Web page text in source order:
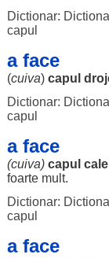
Dictionar:
capul
a face
(cuiva) capul
Dictionar:
capul
a face
(cuiva) capul
foarte mult.
Dictionar:
capul
a face